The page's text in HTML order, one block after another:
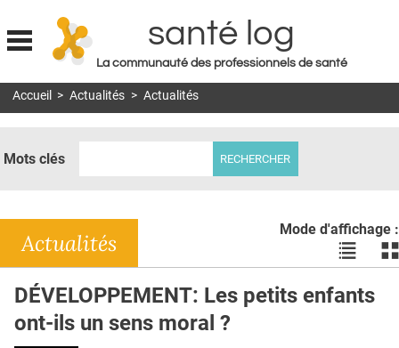
Jump to navigation
santé log
La communauté des professionnels de santé
MON COMPTE
DOSSIERS
RÉSEAUX
E-REVUE SAD
Accueil > Actualités > Actualités
Mots clés
Mode d'affichage :
Voir
les
en
les
Actualités
DÉVELOPPEMENT: Les petits enfants
ont-ils un sens moral ?